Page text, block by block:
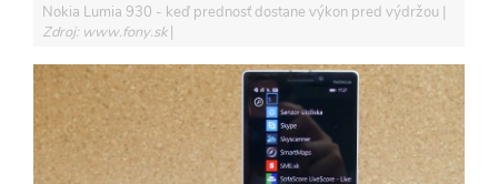
Nokia Lumia 930 - keď prednosť dostane výkon pred výdržou
Zdroj: www.fony.sk